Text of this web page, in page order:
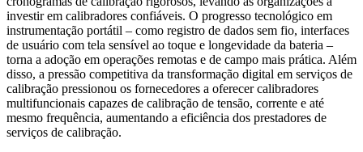
investir em calibradores confiáveis. O progresso tecnológico em
instrumentação portátil – como registro de dados sem fio, interfaces
de usuário com tela sensível ao toque e longevidade da bateria –
torna a adoção em operações remotas e de campo mais prática. Além
disso, a pressão competitiva da transformação digital em serviços de
calibração pressionou os fornecedores a oferecer calibradores
multifuncionais capazes de calibração de tensão, corrente e até
mesmo frequência, aumentando a eficiência dos prestadores de
serviços de calibração.